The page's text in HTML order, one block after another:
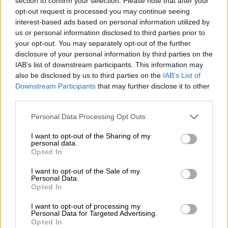
opt-out request is processed you may continue seeing
interest-based ads based on personal information utilized by
us or personal information disclosed to third parties prior to
your opt-out. You may separately opt-out of the further
disclosure of your personal information by third parties on the
IAB’s list of downstream participants. This information may
also be disclosed by us to third parties on the IAB’s List of
Downstream Participants that may further disclose it to other
Personal Data Processing Opt Outs
I want to opt-out of the Sharing of my
personal data.
Opted In
I want to opt-out of the Sale of my
Personal Data.
Opted In
I want to opt-out of processing my
Personal Data for Targeted Advertising.
Opted In
La vicepresidenta primera del Gobierno y ministra de la
Presidencia, Relaciones con las Cortes y Memoria Democrática,
Carmen Calvo.
El Boletín Oficial del Estado (BOE) ha
la que la Vicepresidenta Primera del Gobierno y
Cortes y Memoria Democrática,Carmen Calvo
ha mandado a su vez, la
desinformación ’, que fue aprobado por el
Consejo de Seguridad Nacional el día 6 de
octubre.
El Gobierno, a través de este plan, tiene como
objetivo“monitorizar y detener” campañas